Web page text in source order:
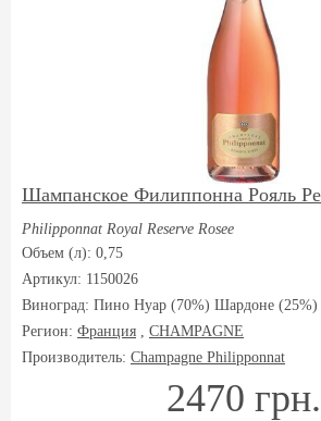
Шампанское Филиппонна Рояль
Philipponnat Royal Reserve Rosee
Объем (л): 0,75
Артикул: 1150026
Виноград: Пино Нуар (70%) Шардоне
Регион: Франция , CHAMPAGNE
Производитель: Champagne Philipponnat
2470 грн.